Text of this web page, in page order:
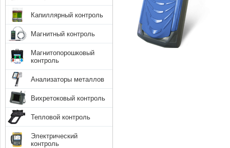
Капиллярный контроль
Магнитный контроль
Магнитопорошковый
контроль
Анализаторы металлов
Вихретоковый контроль
Тепловой контроль
Электрический
контроль